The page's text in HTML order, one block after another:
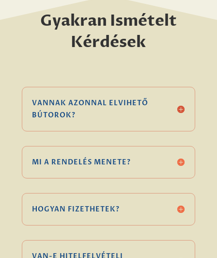
Gyakran Ismételt
Kérdések
VANNAK AZONNAL ELVIHETŐ
BÚTOROK?
MI A RENDELÉS MENETE?
HOGYAN FIZETHETEK?